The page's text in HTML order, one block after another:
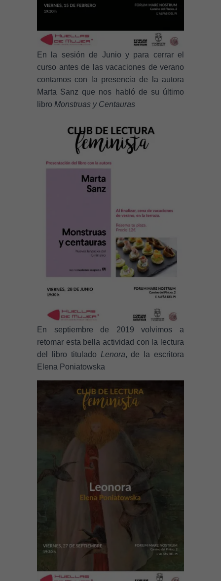
En la sesión de Junio y para cerrar el
curso antes de las vacaciones de verano
contamos con la presencia de la autora
Marta Sanz que nos habló de su último
libro Monstruas y Centauras
En septiembre de 2019 volvimos a
retomar esta bella actividad con la lectura
del libro titulado Lenora, de la escritora
Elena Poniatowska